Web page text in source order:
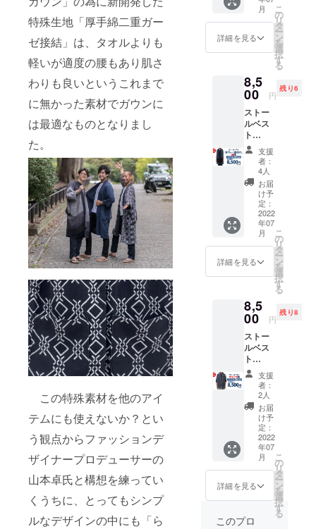
特殊生地「厚手綿二重ガー
ゼ接結」は、タオルよりも
軽いが適度の腰もあり肌さ
わりも良いというこれまで
に無かった素材でガウンに
は最適なものとなりまし
た。
この特殊素材を他のアイ
テムにも使えないか？とい
う観点からファッションデ
ザイナープロデューサーの
山本卓氏と構想を練ってい
くうちに、とってもシンプ
ルなデザインの中にも「ら
濃淡
ぼか
し 横
柄 一般
17,000
円（税
込・送
料込）
月
詳細を見る
こ
の
リ
タ
ー
ン
を
選
択
す
る
8,5
00 円
残り6
ストー
ルベス
ト
CAMPF
IRE早割
50％
（税
込・送
料込）
レー
濃淡
ぼか
し 縦
柄 一般
17,000
円（税
込・送
料込）
支援
者：
4人
お届
け予
定：
2022
年07
月
詳細を見る
こ
の
リ
タ
ー
ン
を
選
択
す
る
8,5
00 円
残り8
ストー
ルベス
ト
CAMPF
IRE早割
50％
（税
込） オ
ルテガ
柄 一般
販売予
定価格
17,000
円（税
込・送
支援
者：
2人
お届
け予
定：
2022
年07
月
詳細を見る
こ
の
リ
タ
ー
ン
を
選
択
す
る
このプロ